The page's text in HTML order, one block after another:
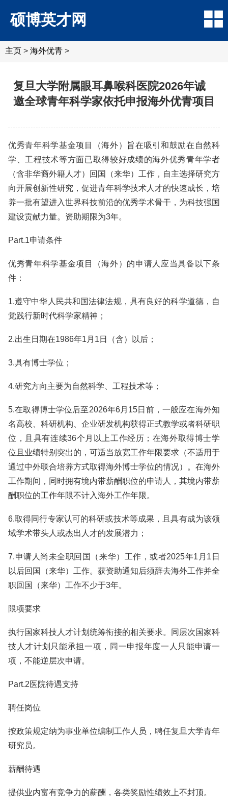
硕博英才网
主页 > 海外优青 >
复旦大学附属眼耳鼻喉科医院2026年诚
邀全球青年科学家依托申报海外优青项目
优秀青年科学基金项目（海外）旨在吸引和鼓励在自然科
学、工程技术等方面已取得较好成绩的海外优秀青年学者
（含非华裔外籍人才）回国（来华）工作，自主选择研究方
向开展创新性研究，促进青年科学技术人才的快速成长，培
养一批有望进入世界科技前沿的优秀学术骨干，为科技强国
建设贡献力量。资助期限为3年。
Part.1申请条件
优秀青年科学基金项目（海外）的申请人应当具备以下条
件：
1.遵守中华人民共和国法律法规，具有良好的科学道德，自
觉践行新时代科学家精神；
2.出生日期在1986年1月1日（含）以后；
3.具有博士学位；
4.研究方向主要为自然科学、工程技术等；
5.在取得博士学位后至2026年6月15日前，一般应在海外知
名高校、科研机构、企业研发机构获得正式教学或者科研职
位，且具有连续36个月以上工作经历；在海外取得博士学
位且业绩特别突出的，可适当放宽工作年限要求（不适用于
通过中外联合培养方式取得海外博士学位的情况）。在海外
工作期间，同时拥有境内带薪酬职位的申请人，其境内带薪
酬职位的工作年限不计入海外工作年限。
6.取得同行专家认可的科研或技术等成果，且具有成为该领
域学术带头人或杰出人才的发展潜力；
7.申请人尚未全职回国（来华）工作，或者2025年1月1日
以后回国（来华）工作。获资助通知后须辞去海外工作并全
职回国（来华）工作不少于3年。
限项要求
执行国家科技人才计划统筹衔接的相关要求。同层次国家科
技人才计划只能承担一项，同一申报年度一人只能申请一
项，不能逆层次申请。
Part.2医院待遇支持
聘任岗位
按政策规定纳为事业单位编制工作人员，聘任复旦大学青年
研究员。
薪酬待遇
提供业内富有竞争力的薪酬，各类奖励性绩效上不封顶。